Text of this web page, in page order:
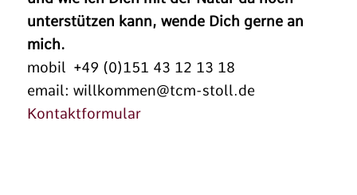
unterstützen kann, wende Dich gerne an
mich.
mobil +49 (0)151 43 12 13 18
email: willkommen@tcm-stoll.de
Kontaktformular